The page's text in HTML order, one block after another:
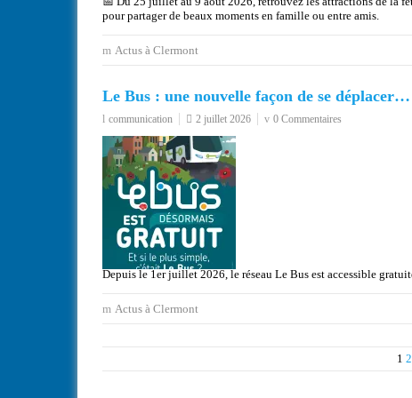
pour partager de beaux moments en famille ou entre amis.
Actus à Clermont
Le Bus : une nouvelle façon de se
communication 2 juillet 2026 0 Commentaires
Depuis le 1er juillet 2026, le réseau Le Bus est accessible
Actus à Clermont
1 2